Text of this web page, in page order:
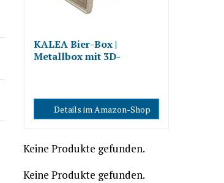
KALEA Bier-Box |
Metallbox mit 3D-
Details im Amazon-Shop
Keine Produkte gefunden.
Keine Produkte gefunden.